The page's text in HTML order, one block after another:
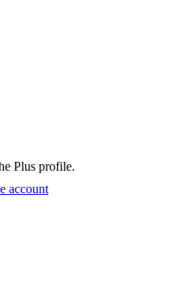
Plus profile.
account